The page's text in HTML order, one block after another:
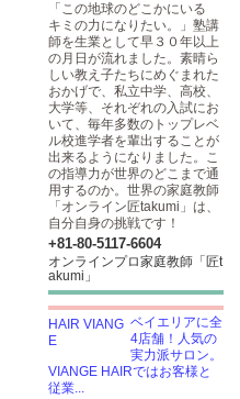
「この地球のどこかにいる
キミの力になりたい。」塾講
師を生業として早３０年以上
の月日が流れました。素晴ら
しい教え子たちにめぐまれた
おかげで、私立中学、高校、
大学等、それぞれの入試にお
いて、毎年多数のトップレベ
ル校進学者を輩出することが
出来るようになりました。こ
の指導力が世界のどこまで通
用するのか。世界の家庭教師
「オンライン匠takumi」は、
自分自身の挑戦です！
+81-80-5117-6604
オンラインプロ家庭教師「匠t
akumi」
ベイエリアに全
4店舗！人気の
実力派サロン。
VIANGE HAIRではお客様と
従業...